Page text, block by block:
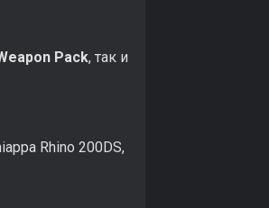
Pack, так и
Rhino 200DS,